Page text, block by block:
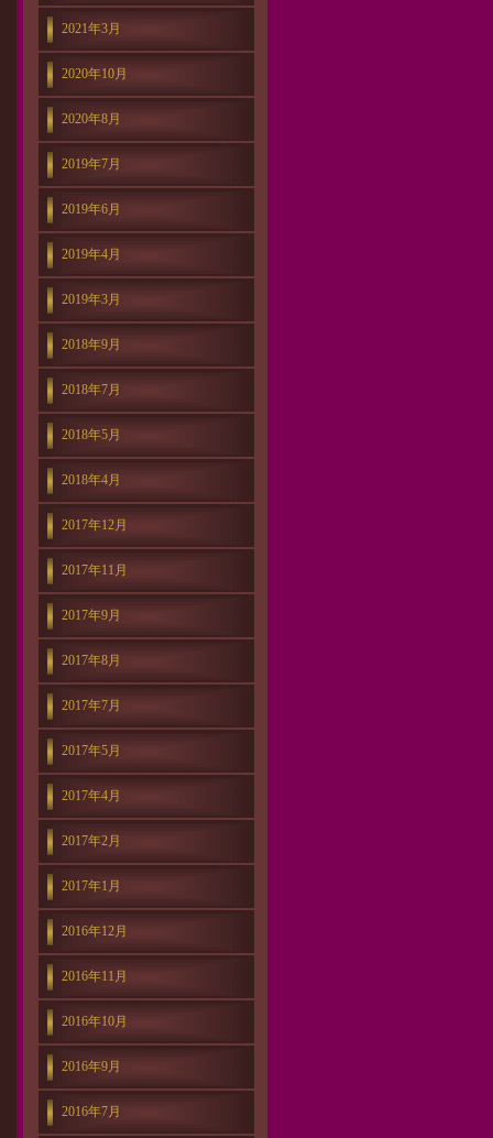
2021年3月
2020年10月
2020年8月
2019年7月
2019年6月
2019年4月
2019年3月
2018年9月
2018年7月
2018年5月
2018年4月
2017年12月
2017年11月
2017年9月
2017年8月
2017年7月
2017年5月
2017年4月
2017年2月
2017年1月
2016年12月
2016年11月
2016年10月
2016年9月
2016年7月